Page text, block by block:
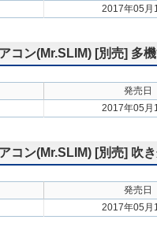
2017年05月
コン(Mr.SLIM) [別売] 多
発売日
2017年05月
コン(Mr.SLIM) [別売] 吹
発売日
2017年05月